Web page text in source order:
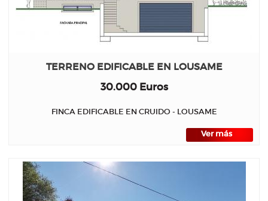
TERRENO EDIFICABLE EN LOUSAME
30.000 Euros
FINCA EDIFICABLE EN CRUIDO - LOUSAME
Ver más